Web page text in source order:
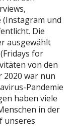
(Instagram und
Die
ausgewählt
for
von den
2020 war nun
Pandemie
haben viele
in der
unseres